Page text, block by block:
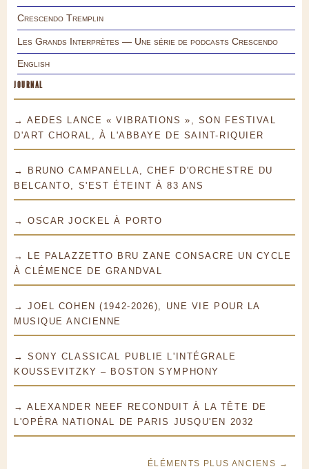
Crescendo Tremplin
Les Grands Interprètes — Une série de podcasts Crescendo
English
JOURNAL
→ AEDES LANCE « VIBRATIONS », SON FESTIVAL
D'ART CHORAL, À L'ABBAYE DE SAINT-RIQUIER
→ BRUNO CAMPANELLA, CHEF D'ORCHESTRE DU
BELCANTO, S'EST ÉTEINT À 83 ANS
→ OSCAR JOCKEL À PORTO
→ LE PALAZZETTO BRU ZANE CONSACRE UN CYCLE
À CLÉMENCE DE GRANDVAL
→ JOEL COHEN (1942-2026), UNE VIE POUR LA
MUSIQUE ANCIENNE
→ SONY CLASSICAL PUBLIE L'INTÉGRALE
KOUSSEVITZKY – BOSTON SYMPHONY
→ ALEXANDER NEEF RECONDUIT À LA TÊTE DE
L'OPÉRA NATIONAL DE PARIS JUSQU'EN 2032
ÉLÉMENTS PLUS ANCIENS →